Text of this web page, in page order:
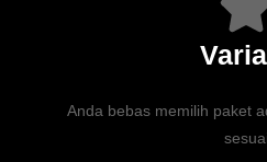
Anda bebas memilih paket
sesuai